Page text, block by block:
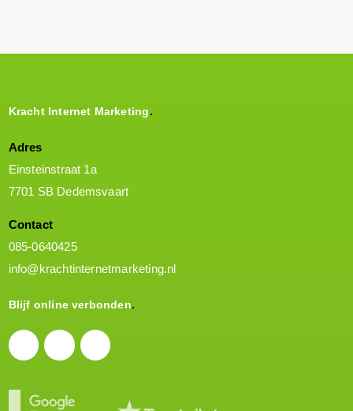
Kracht Internet Marketing
Adres
Einsteinstraat 1a
7701 SB Dedemsvaart
Contact
085-0640425
info@krachtinternetmarketing.nl
Blijf online verbonden